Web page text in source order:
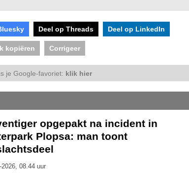
Deel op Threads Deel op LinkedIn
kopiëren Corrigeer
je Google-favoriet: klik hier
opgepakt na incident in
Plopsa: man toont
2026, 08.44 uur